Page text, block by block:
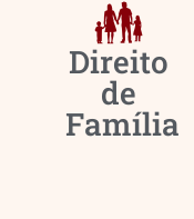
Direito
de
Família